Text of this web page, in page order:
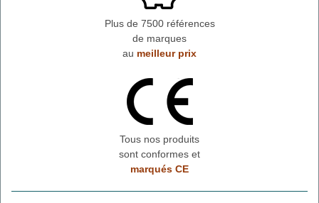
Plus de 7500 références
de marques
au meilleur prix
Tous nos produits
sont conformes et
marqués CE